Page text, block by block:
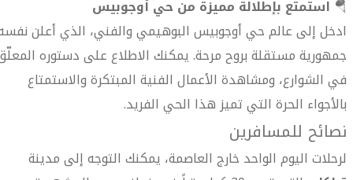
🪂 استمتع بإطلالة مميزة من حي أوجوبيس
ادخل إلى عالم حي أوجوبيس البوهيمي والفني، الذي أعلن
جمهورية مستقلة بروح مرحة. يمكنك الاطلاع على دستوره
في الشوارع، ومشاهدة الأعمال الفنية المبتكرة والاستمتاع
بالأجواء الحرة التي تميز هذا الحي الفريد.
نصائح للمسافرين
لرحلات اليوم الواحد خارج العاصمة، يمكنك التوجه إلى مدينة